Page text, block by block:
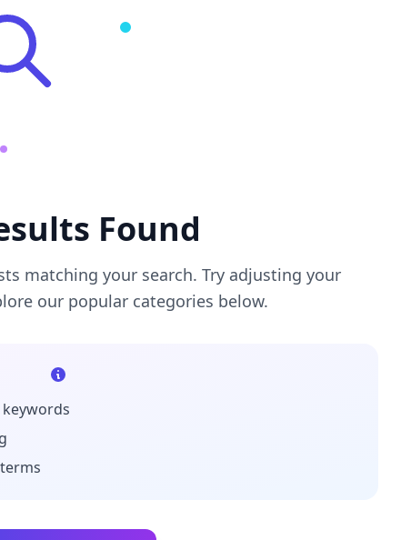
Found
matching your search. Try adjusting your
our popular categories below.